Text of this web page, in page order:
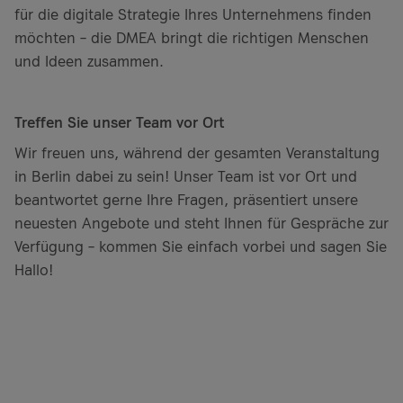
für die digitale Strategie Ihres Unternehmens finden
möchten – die DMEA bringt die richtigen Menschen
und Ideen zusammen.
Treffen Sie unser Team vor Ort
Wir freuen uns, während der gesamten Veranstaltung
in Berlin dabei zu sein! Unser Team ist vor Ort und
beantwortet gerne Ihre Fragen, präsentiert unsere
neuesten Angebote und steht Ihnen für Gespräche zur
Verfügung – kommen Sie einfach vorbei und sagen Sie
Hallo!